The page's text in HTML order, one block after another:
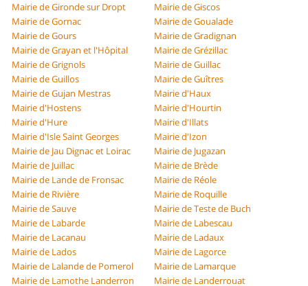
Mairie de Gironde sur Dropt
Mairie de Giscos
Mairie de Gornac
Mairie de Goualade
Mairie de Gours
Mairie de Gradignan
Mairie de Grayan et l'Hôpital
Mairie de Grézillac
Mairie de Grignols
Mairie de Guillac
Mairie de Guillos
Mairie de Guîtres
Mairie de Gujan Mestras
Mairie d'Haux
Mairie d'Hostens
Mairie d'Hourtin
Mairie d'Hure
Mairie d'Illats
Mairie d'Isle Saint Georges
Mairie d'Izon
Mairie de Jau Dignac et Loirac
Mairie de Jugazan
Mairie de Juillac
Mairie de Brède
Mairie de Lande de Fronsac
Mairie de Réole
Mairie de Rivière
Mairie de Roquille
Mairie de Sauve
Mairie de Teste de Buch
Mairie de Labarde
Mairie de Labescau
Mairie de Lacanau
Mairie de Ladaux
Mairie de Lados
Mairie de Lagorce
Mairie de Lalande de Pomerol
Mairie de Lamarque
Mairie de Lamothe Landerron
Mairie de Landerrouat